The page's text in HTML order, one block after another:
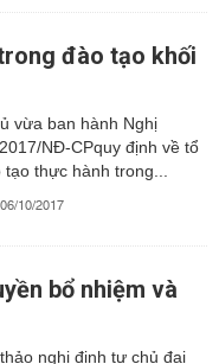
đào tạo khối
vừa ban hành Nghị
NĐ-CPquy định về tổ
thực hành trong...
10/2017
bổ nhiệm và
nghị định tự chủ đại